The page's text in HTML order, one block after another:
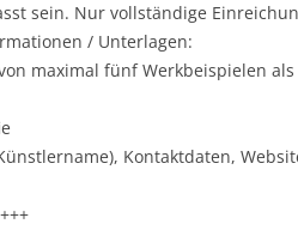
sein. Nur vollständige
/ Unterlagen:
maximal fünf Werkbeispielen
Kontaktdaten,